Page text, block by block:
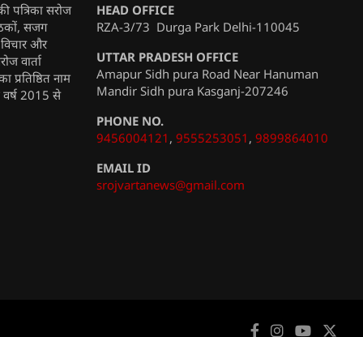
पत्रिका सरोज
सजग
और
वार्ता
नाम
वर्ष 2015 से
HEAD OFFICE
RZA-3/73 Durga Park Delhi-110045
UTTAR PRADESH OFFICE
Amapur Sidh pura Road Near Hanuman
Mandir Sidh pura Kasganj-207246
PHONE NO.
9456004121 , 9555253051 , 9899864010
EMAIL ID
srojvartanews@gmail.com